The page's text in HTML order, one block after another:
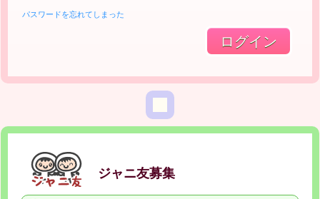
パスワードを忘れてしまった
ジャニ友募集